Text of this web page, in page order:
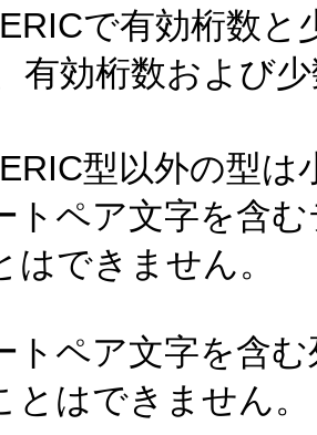
で有効桁数
有効桁数および
型以外の型
トペア文字を含
はできません。
トペア文字を含
とはできません。